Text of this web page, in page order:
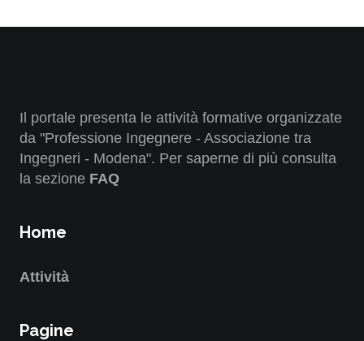
Il portale presenta le attività formative organizzate
da "Professione Ingegnere - Associazione tra
Ingegneri - Modena". Per saperne di più consulta
la sezione FAQ
Home
Attività
Pagine